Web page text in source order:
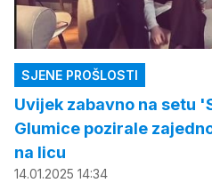
SJENE PROŠLOSTI
Uvijek zabavno na setu
Glumice pozirale
na licu
14.01.2025 14:34